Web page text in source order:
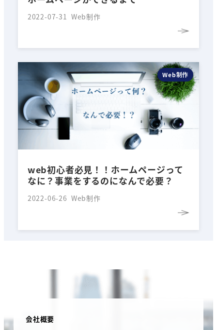
2022-07-31 Web制作
Web制作
web初心者必見！！ホームページって
なに？事業をするのになんで必要？
2022-06-26 Web制作
会社概要